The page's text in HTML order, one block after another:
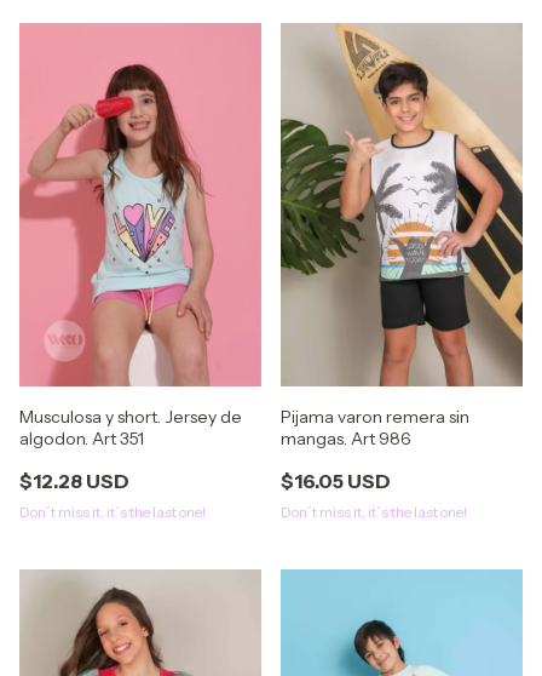
Musculosa y short. Jersey de
algodon. Art 351
$12.28 USD
Don´t miss it, it´s the last one!
Pijama varon remera sin
mangas. Art 986
$16.05 USD
Don´t miss it, it´s the last one!